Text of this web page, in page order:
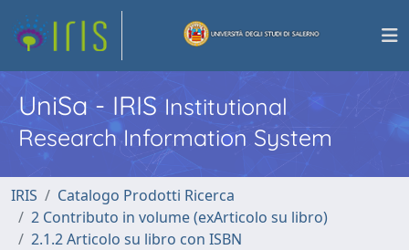
UniSa - IRISInstitutional
Research Information System
IRIS
Catalogo Prodotti Ricerca
2 Contributo in volume (exArticolo su libro)
2.1.2 Articolo su libro con ISBN